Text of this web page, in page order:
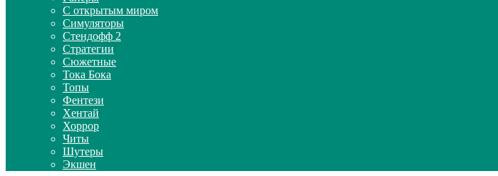
С открытым миром
Симуляторы
Стендофф 2
Стратегии
Сюжетные
Тока Бока
Топы
Фентези
Хентай
Хоррор
Читы
Шутеры
Экшен